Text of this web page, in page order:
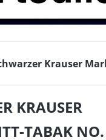
Krauser
KRAUSER
TABAK